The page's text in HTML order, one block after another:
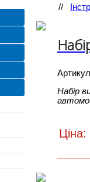
//
Набір
Ціна: